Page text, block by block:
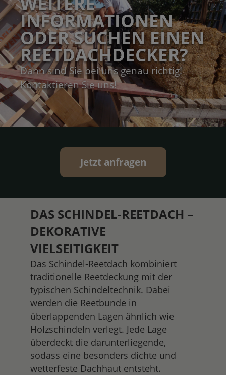
INFORMATIONEN
ODER SUCHEN EINEN
REETDACHDECKER?
Dann sind Sie bei uns genau richtig!
Kontaktieren Sie uns!
Jetzt anfragen
DAS SCHINDEL-REETDACH –
DEKORATIVE
VIELSEITIGKEIT
Das Schindel-Reetdach kombiniert
traditionelle Reetdeckung mit der
typischen Schindeltechnik. Dabei
werden die Reetbunde in
überlappenden Lagen ähnlich wie
Holzschindeln verlegt. Jede Lage
überdeckt die darunterliegende,
sodass eine besonders dichte und
wetterfeste Dachhaut entsteht.